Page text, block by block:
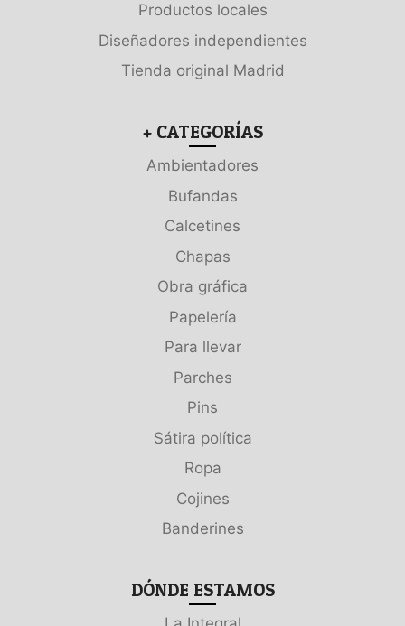
Productos locales
Diseñadores independientes
Tienda original Madrid
+ CATEGORÍAS
Ambientadores
Bufandas
Calcetines
Chapas
Obra gráfica
Papelería
Para llevar
Parches
Pins
Sátira política
Ropa
Cojines
Banderines
DÓNDE ESTAMOS